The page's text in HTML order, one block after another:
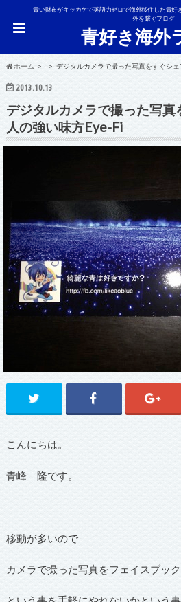
青い財布がキッカケで英語力ゼロで海外移住した青好
外を繋ぐブログ
青好き海外
ホーム デジタルカメラで撮った写真をすぐシ
2013.10.13
デジタルカメラで撮った写
人の強い味方Eye-Fi
こんにちは。
青峰 隆です。
移動が多いので
カメラで撮った写真をフェイスブッ